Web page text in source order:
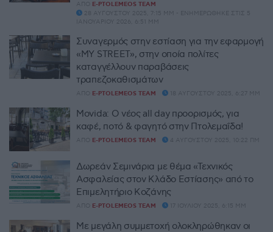
ΑΠΌ E-PTOLEMEOS TEAM
28 ΑΥΓΟΎΣΤΟΥ 2025, 7:15 ΜΜ - ΕΝΗΜΕΡΏΘΗΚΕ ΣΤΙΣ 5
ΙΑΝΟΥΑΡΊΟΥ 2026, 6:51 ΜΜ
Συναγερμός στην εστίαση για την εφαρμογή
«MY STREET», στην οποία πολίτες
καταγγέλλουν παραβάσεις
τραπεζοκαθισμάτων
ΑΠΌ E-PTOLEMEOS TEAM 18 ΑΥΓΟΎΣΤΟΥ 2025, 6:27 ΜΜ
Movida: Ο νέος all day προορισμός, για
καφέ, ποτό & φαγητό στην Πτολεμαΐδα!
ΑΠΌ E-PTOLEMEOS TEAM 4 ΑΥΓΟΎΣΤΟΥ 2025, 10:22 ΠΜ
Δωρεάν Σεμινάρια με θέμα «Τεχνικός
Ασφαλείας στον Κλάδο Εστίασης» από το
Επιμελητήριο Κοζάνης
ΑΠΌ E-PTOLEMEOS TEAM 17 ΙΟΥΛΊΟΥ 2025, 6:15 ΜΜ
Με μεγάλη συμμετοχή ολοκληρώθηκαν οι